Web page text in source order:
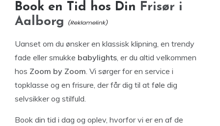
Book en Tid hos Din Frisør i
Aalborg
Uanset om du ønsker en klassisk klipning, en trendy
fade eller smukke babylights, er du altid velkommen
hos Zoom by Zoom. Vi sørger for en service i
topklasse og en frisure, der får dig til at føle dig
selvsikker og stilfuld.
Book din tid i dag og oplev, hvorfor vi er en af de